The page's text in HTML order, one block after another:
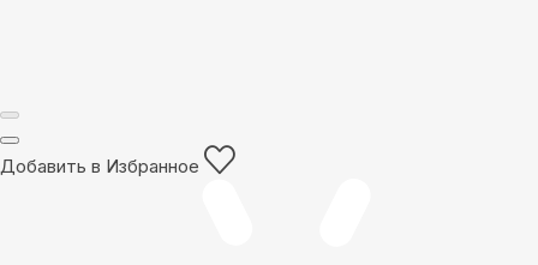
Добавить в Избранное